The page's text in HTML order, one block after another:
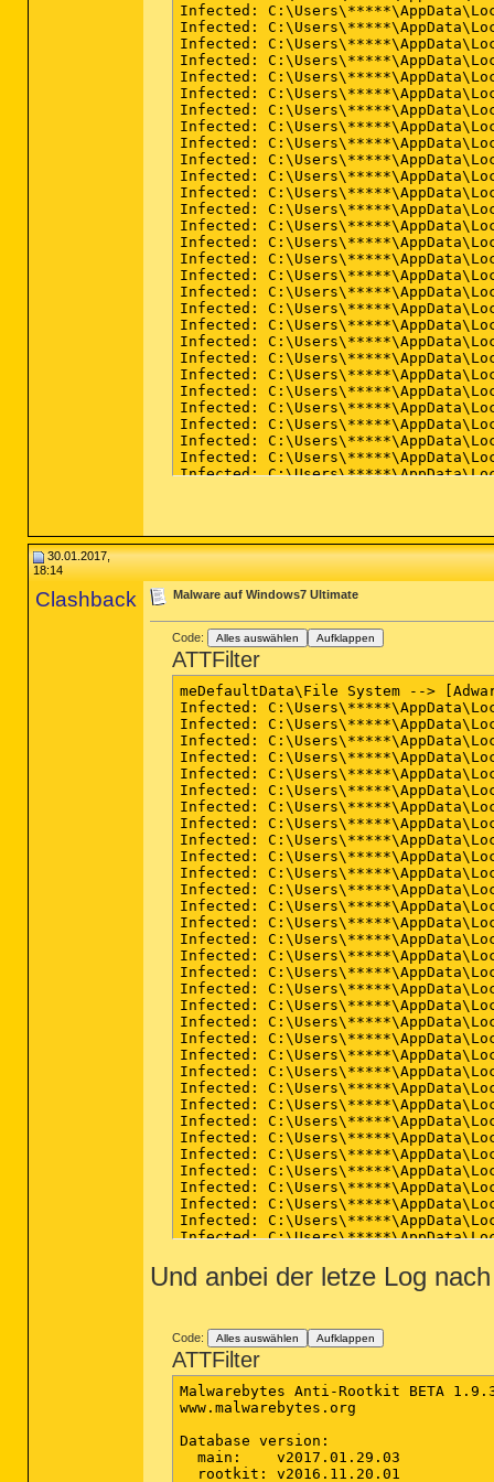
30.01.2017,
18:14
Clashback Malware auf Windows7 Ultimate
Code: Alles auswählen Aufklappen
ATTFilter
meDefaultData\File System -->
Infected:
Infected:
Infected:
Infected:
Infected:
Infected:
Infected:
Infected:
Infected:
Infected:
Infected:
Infected:
Infected:
Infected:
Infected:
Infected:
Infected:
Und anbei der letze Log
Code: Alles auswählen Aufklappen
ATTFilter
Malwarebytes Anti-Rootkit BETA
www.malwarebytes.org
Database version:
  main:    v2017.01.29.03
  rootkit: v2016.11.20.01